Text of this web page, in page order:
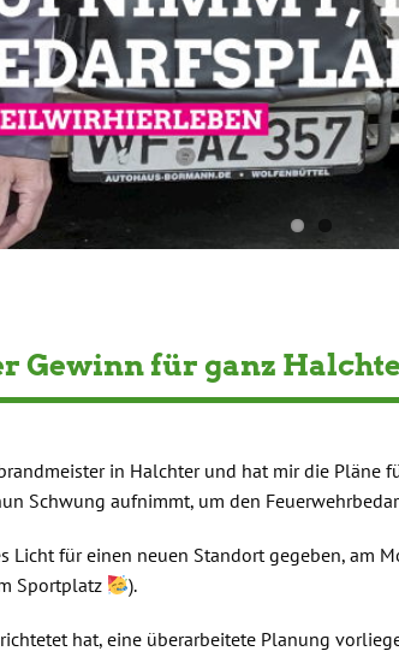
Gewinn für ganz
in Halchter und hat mir die Pläne
Schwung aufnimmt, um den
Licht für einen neuen Standort gegeben,
Sportplatz
).
hat, eine überarbeitete Planung